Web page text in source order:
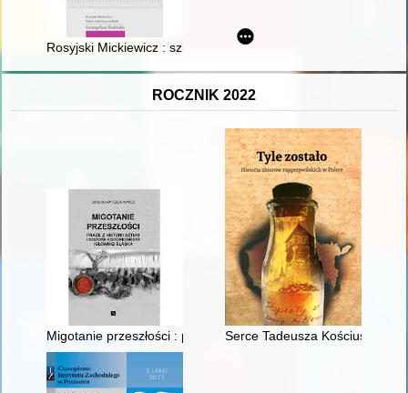
Rosyjski Mickiewicz : szkice z historii przekładu
ROCZNIK 2022
Migotanie przeszłości : prace z historii sztuki i historii
Serce Tadeusza Kościuszki :